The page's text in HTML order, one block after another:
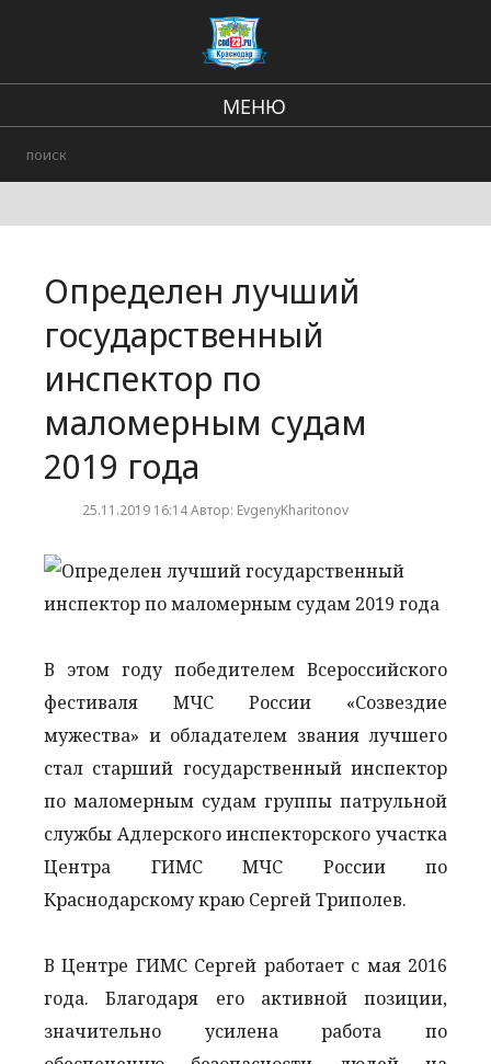
МЕНЮ
Городские события
Определен лучший
государственный
инспектор по
маломерным судам
2019 года
25.11.2019 16:14 Автор: EvgenyKharitonov
В этом году победителем Всероссийского
фестиваля МЧС России «Созвездие
мужества» и обладателем звания лучшего
стал старший государственный инспектор
по маломерным судам группы патрульной
службы Адлерского инспекторского участка
Центра ГИМС МЧС России по
Краснодарскому краю Сергей Триполев.
В Центре ГИМС Сергей работает с мая 2016
года. Благодаря его активной позиции,
значительно усилена работа по